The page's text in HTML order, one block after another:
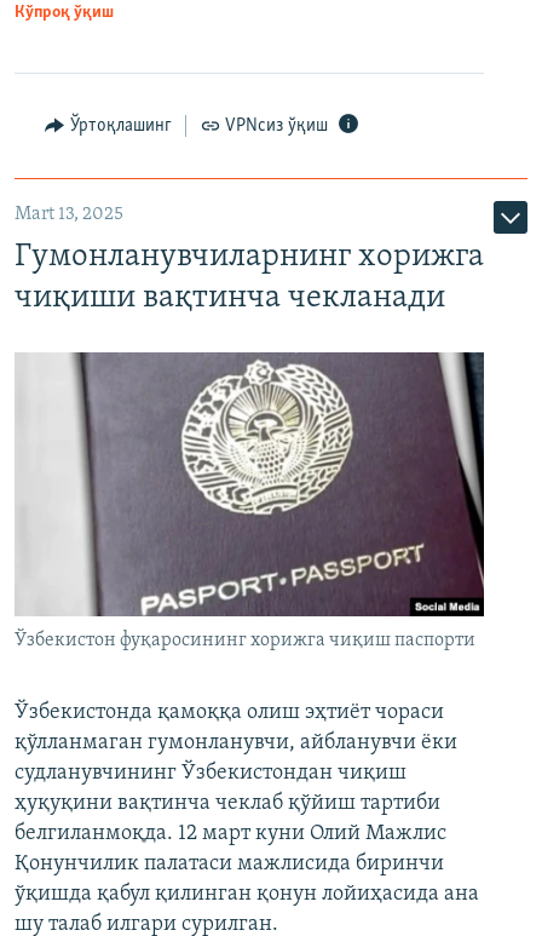
Кўпроқ ўқиш
Ўртоқлашинг VPNсиз ўқиш
Mart 13, 2025
Гумонланувчиларнинг хорижга
чиқиши вақтинча чекланади
Ўзбекистон фуқаросининг хорижга чиқиш паспорти
Ўзбекистонда қамоққа олиш эҳтиёт чораси
қўлланмаган гумонланувчи, айбланувчи ёки
судланувчининг Ўзбекистондан чиқиш
ҳуқуқини вақтинча чеклаб қўйиш тартиби
белгиланмоқда. 12 март куни Олий Мажлис
Қонунчилик палатаси мажлисида биринчи
ўқишда қабул қилинган қонун лойиҳасида ана
шу талаб илгари сурилган.